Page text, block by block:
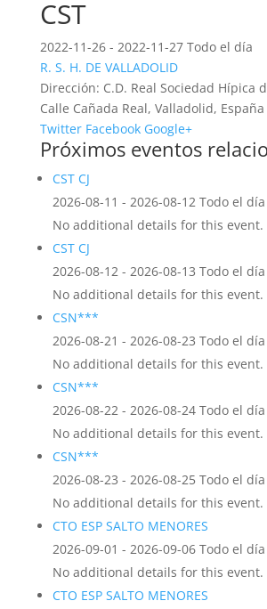
CST
2022-11-26 - 2022-11-27 Todo el día
R. S. H. DE VALLADOLID
Dirección: C.D. Real Sociedad Hípica
Calle Cañada Real, Valladolid, España
Twitter Facebook Google+
Próximos eventos
CST CJ
2026-08-11 - 2026-08-12 Todo el día
No additional details for this event.
CST CJ
2026-08-12 - 2026-08-13 Todo el día
No additional details for this event.
CSN***
2026-08-21 - 2026-08-23 Todo el día
No additional details for this event.
CSN***
2026-08-22 - 2026-08-24 Todo el día
No additional details for this event.
CSN***
2026-08-23 - 2026-08-25 Todo el día
No additional details for this event.
CTO ESP SALTO MENORES
2026-09-01 - 2026-09-06 Todo el día
No additional details for this event.
CTO ESP SALTO MENORES